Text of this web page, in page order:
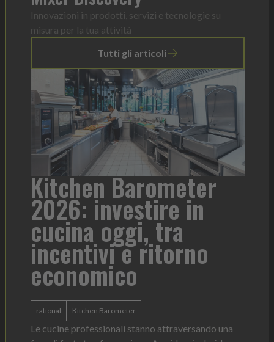
Innovazioni in prodotti, servizi e tecnologie su
misura per la tua attività
Tutti gli articoli
in
tra
ritorno
attraversando una
Heinz
formato per
contesto di
Heinz Mayonnaise Heinz
La novità di quest'anno è la Chef
ergonomica, con perfetta visibilità
dosaggio sempre sotto controllo
Leggi l'articolo